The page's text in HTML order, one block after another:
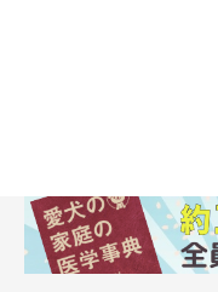
できません。